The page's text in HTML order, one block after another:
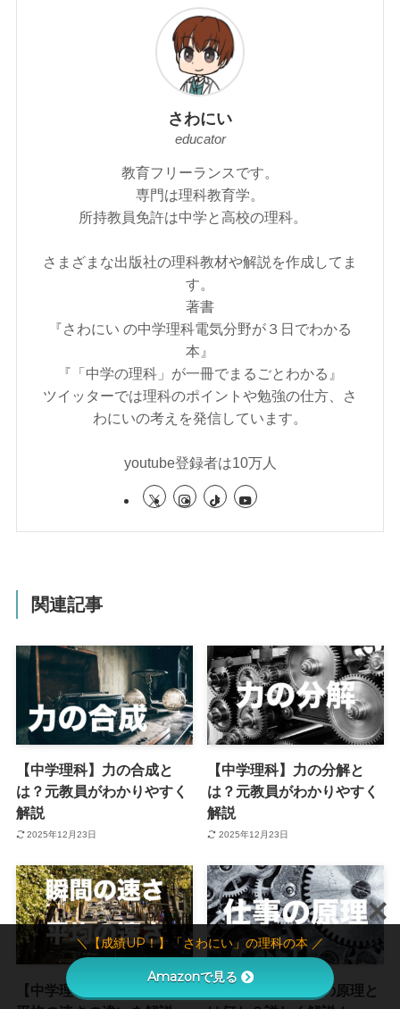
さわにい
educator
教育フリーランスです。
専門は理科教育学。
所持教員免許は中学と高校の理科。
さまざまな出版社の理科教材や解説を作成してま
す。
著書
『さわにい の中学理科電気分野が３日でわかる
本』
『「中学の理科」が一冊でまるごとわかる』
ツイッターでは理科のポイントや勉強の仕方、さ
わにいの考えを発信しています。
youtube登録者は10万人
関連記事
【中学理科】力の合成と
は？元教員がわかりやすく
解説
2025年12月23日
【中学理科】力の分解と
は？元教員がわかりやすく
解説
2025年12月23日
【中学理科】瞬間の速さと
【中学理科】仕事の原理と
＼【成績UP！】「さわにい」の理科の本 ／
Amazonで見る